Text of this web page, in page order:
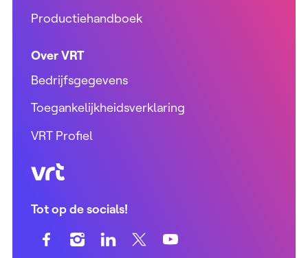
Productiehandboek
Over VRT
Bedrijfsgegevens
Toegankelijkheidsverklaring
VRT Profiel
VRT (home)
Tot op de socials!